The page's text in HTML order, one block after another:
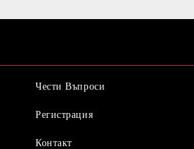
Чести Въпроси
Регистрация
Контакт